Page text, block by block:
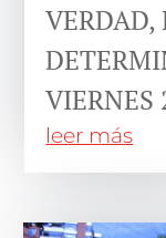
VERDAD,
VIERNES
leer más